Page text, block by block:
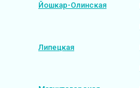
Йошкар-Олинская
Липецкая